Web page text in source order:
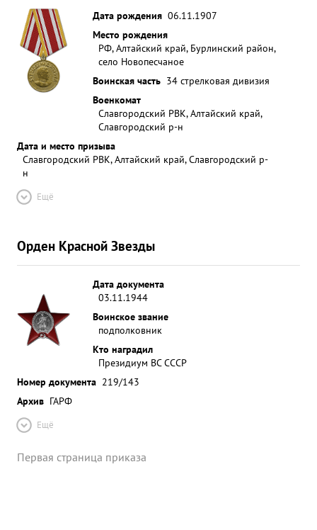
Дата рождения 06.11.1907
Место рождения
РФ, Алтайский край, Бурлинский район,
село Новопесчаное
Воинская часть 34 стрелковая дивизия
Военкомат
Славгородский РВК, Алтайский край,
Славгородский р-н
Дата и место призыва
Славгородский РВК, Алтайский край, Славгородский р-
н
Ещё
Орден Красной Звезды
Дата документа
03.11.1944
Воинское звание
подполковник
Кто наградил
Президиум ВС СССР
Номер документа 219/143
Архив ГАРФ
Ещё
Первая страница приказа